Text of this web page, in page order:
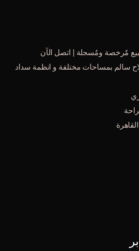
مٌرخصة ومُسجلة | اتصل الآن
سالم بمساحات مختلفة و انظمة سداد